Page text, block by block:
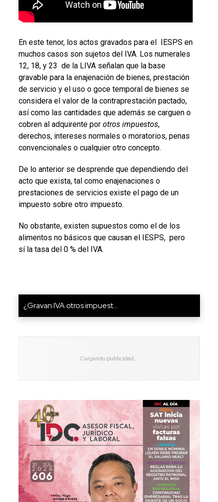
En este tenor, los actos gravados para el IESPS en
muchos casos son sujetos del IVA. Los numerales
12, 18, y 23 de la LIVA señalan que la base
gravable para la enajenación de bienes, prestación
de servicio y el uso o goce temporal de bienes se
considera el valor de la contraprestación pactado,
así como las cantidades que además se carguen o
cobren al adquirente por otros impuestos,
derechos, intereses normales o moratorios, penas
convencionales o cualquier otro concepto.
De lo anterior se desprende que dependiendo del
acto que exista, tal como enajenaciones o
prestaciones de servicios existe el pago de un
impuesto sobre otro impuesto.
No obstante, existen supuestos como el de los
alimentos no básicos que causan el IESPS, pero
sí la tasa del 0 % del IVA.
¿Gravan IVA otros impuest...